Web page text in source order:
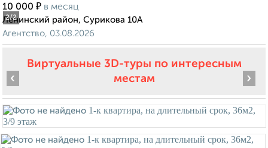
2/2
10 000 ₽ в месяц
Ленинский район, Сурикова 10А
Агентство, 03.08.2026
Виртуальные 3D-туры по интересным
местам
‹ ›